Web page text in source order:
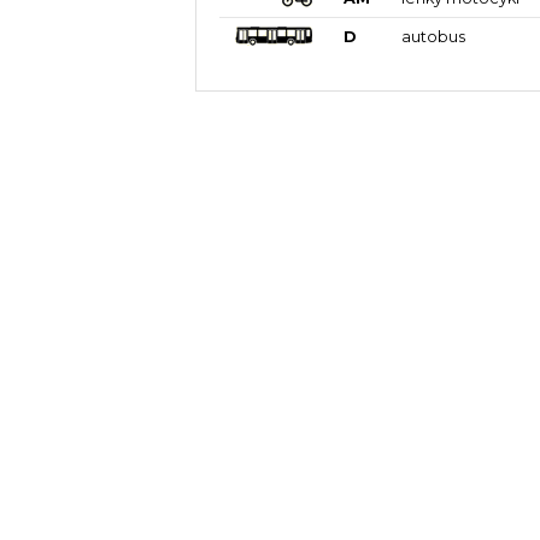
D autobus